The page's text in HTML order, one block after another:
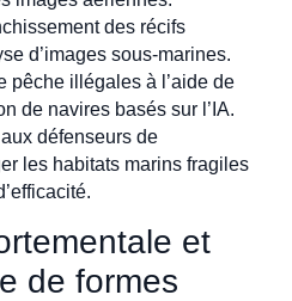
des récifs
d’images sous-marines.
pêche illégales à l’aide de
de navires basés sur l’IA.
défenseurs de
les habitats marins fragiles
et
de formes